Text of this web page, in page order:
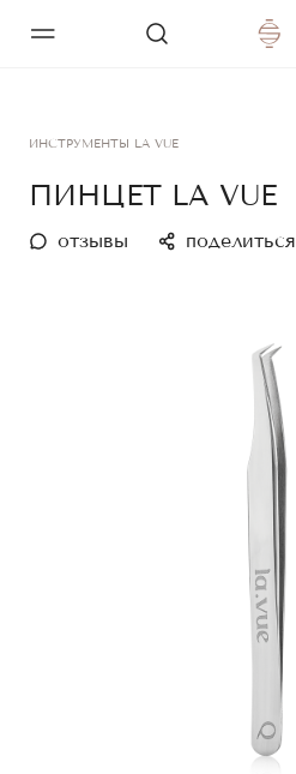
ИНСТРУМЕНТЫ LA VUE
ПИНЦЕТ LA VUE
отзывы поделиться